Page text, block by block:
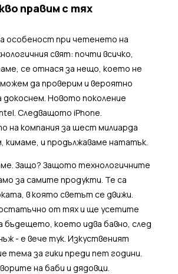
правим с тях
особеност при четенето на
свят: почти всичко,
се отнася за нещо, което не
можем да проверим и вероятно
докоснем. Новото поколение
Следващото iPhone.
на компания за шест милиарда
кимаме, и продължаваме нататък.
Защо? Защото технологичните
за самите продукти. Те са
в която светът се движи.
от тях и ще усетите
бъдещето, което идва бавно, след
- е вече тук. Изкуственият
тема за гики преди пет години.
на баби и дядовци.